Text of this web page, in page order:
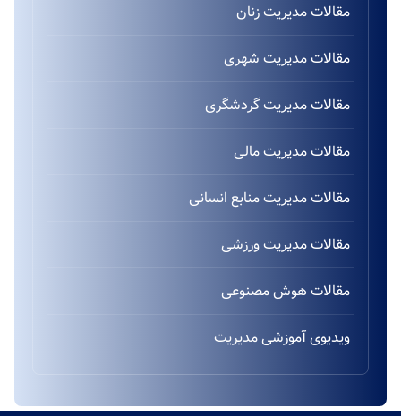
مقالات مدیریت زنان
مقالات مدیریت شهری
مقالات مدیریت گردشگری
مقالات مدیریت مالی
مقالات مدیریت منابع انسانی
مقالات مدیریت ورزشی
مقالات هوش مصنوعی
ویدیوی آموزشی مدیریت